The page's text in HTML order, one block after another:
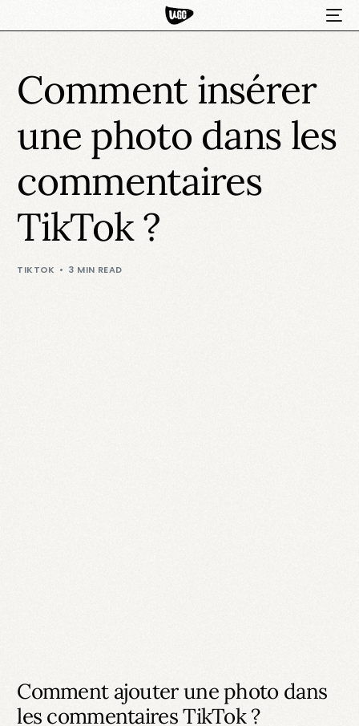
Comment insérer
une photo dans les
commentaires
TikTok ?
TIKTOK 3 MIN READ
Comment ajouter une photo dans
les commentaires TikTok ?
HOT